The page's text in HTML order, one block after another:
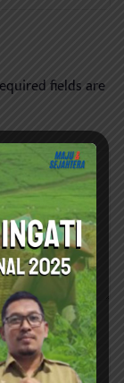
fields are